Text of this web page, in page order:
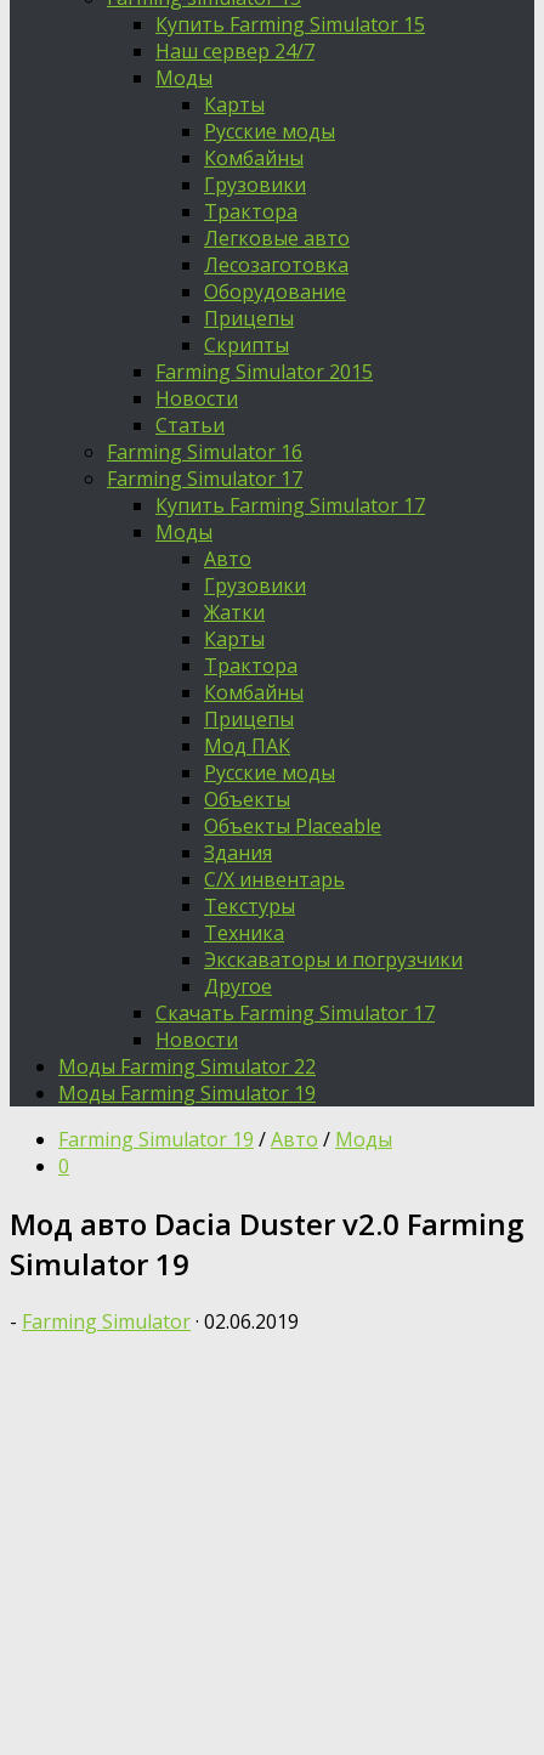
Купить Farming Simulator 15
Наш сервер 24/7
Моды
Карты
Русские моды
Комбайны
Грузовики
Трактора
Легковые авто
Лесозаготовка
Оборудование
Прицепы
Скрипты
Farming Simulator 2015
Новости
Статьи
Farming Simulator 16
Farming Simulator 17
Купить Farming Simulator 17
Моды
Авто
Грузовики
Жатки
Карты
Трактора
Комбайны
Прицепы
Мод ПАК
Русские моды
Объекты
Объекты Placeable
Здания
С/Х инвентарь
Текстуры
Техника
Экскаваторы и погрузчики
Другое
Скачать Farming Simulator 17
Новости
Моды Farming Simulator 22
Моды Farming Simulator 19
Farming Simulator 19 /Авто / Моды
0
Мод авто Dacia Duster v2.0 Farming
Simulator 19
- Farming Simulator· 02.06.2019